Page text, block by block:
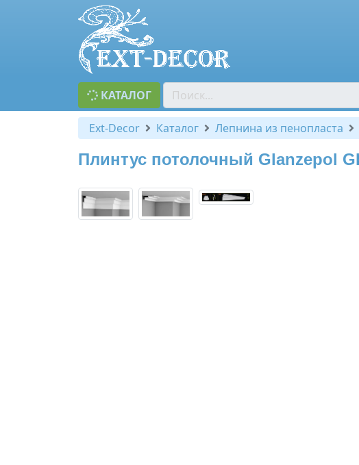
КАТАЛОГ
Ext-Decor Каталог Лепнина из пенопласта
Плинтус потолочный Glanzepol